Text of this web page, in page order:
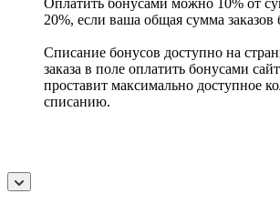
20%, если ваша общая сумма заказов
Списание бонусов доступно на
заказа в поле оплатить бонусами
проставит максимально доступное
списанию.